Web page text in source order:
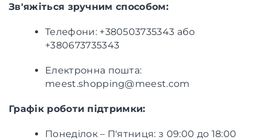
Зв'яжіться зручним способом:
Телефони: +380503735343 або
+380673735343
Електронна пошта:
meest.shopping@meest.com
Графік роботи підтримки:
Понеділок – П'ятниця: з 09:00 до 18:00